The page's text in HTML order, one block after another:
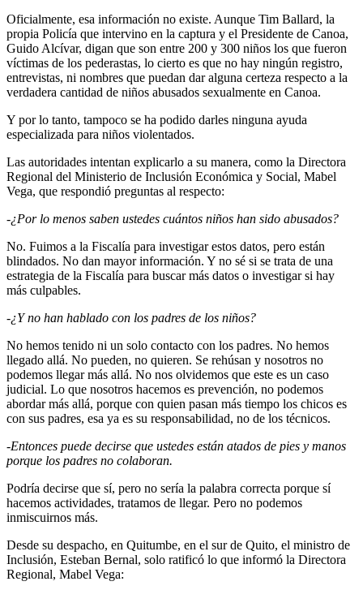
Oficialmente, esa información no existe. Aunque Tim Ballard, la
propia Policía que intervino en la captura y el Presidente de Canoa,
Guido Alcívar, digan que son entre 200 y 300 niños los que fueron
víctimas de los pederastas, lo cierto es que no hay ningún registro,
entrevistas, ni nombres que puedan dar alguna certeza respecto a la
verdadera cantidad de niños abusados sexualmente en Canoa.
Y por lo tanto, tampoco se ha podido darles ninguna ayuda
especializada para niños violentados.
Las autoridades intentan explicarlo a su manera, como la Directora
Regional del Ministerio de Inclusión Económica y Social, Mabel
Vega, que respondió preguntas al respecto:
-¿Por lo menos saben ustedes cuántos niños han sido abusados?
No. Fuimos a la Fiscalía para investigar estos datos, pero están
blindados. No dan mayor información. Y no sé si se trata de una
estrategia de la Fiscalía para buscar más datos o investigar si hay
más culpables.
-¿Y no han hablado con los padres de los niños?
No hemos tenido ni un solo contacto con los padres. No hemos
llegado allá. No pueden, no quieren. Se rehúsan y nosotros no
podemos llegar más allá. No nos olvidemos que este es un caso
judicial. Lo que nosotros hacemos es prevención, no podemos
abordar más allá, porque con quien pasan más tiempo los chicos es
con sus padres, esa ya es su responsabilidad, no de los técnicos.
-Entonces puede decirse que ustedes están atados de pies y manos
porque los padres no colaboran.
Podría decirse que sí, pero no sería la palabra correcta porque sí
hacemos actividades, tratamos de llegar. Pero no podemos
inmiscuirnos más.
Desde su despacho, en Quitumbe, en el sur de Quito, el ministro de
Inclusión, Esteban Bernal, solo ratificó lo que informó la Directora
Regional, Mabel Vega: